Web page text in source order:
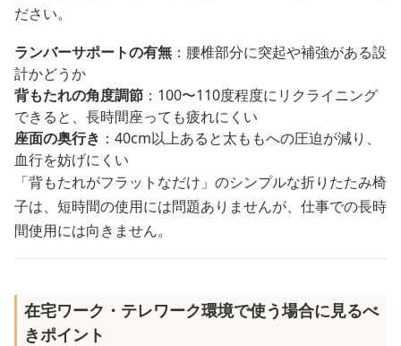
ださい。
ランバーサポートの有無 ：腰椎部分に突起や補強がある設
計かどうか
背もたれの角度調節 ：100〜110度程度にリクライニング
できると、長時間座っても疲れにくい
座面の奥行き ：40cm以上あると太ももへの圧迫が減り、
血行を妨げにくい
「背もたれがフラットなだけ」のシンプルな折りたたみ椅
子は、短時間の使用には問題ありませんが、仕事での長時
間使用には向きません。
在宅ワーク・テレワーク環境で使う場合に見るべ
きポイント